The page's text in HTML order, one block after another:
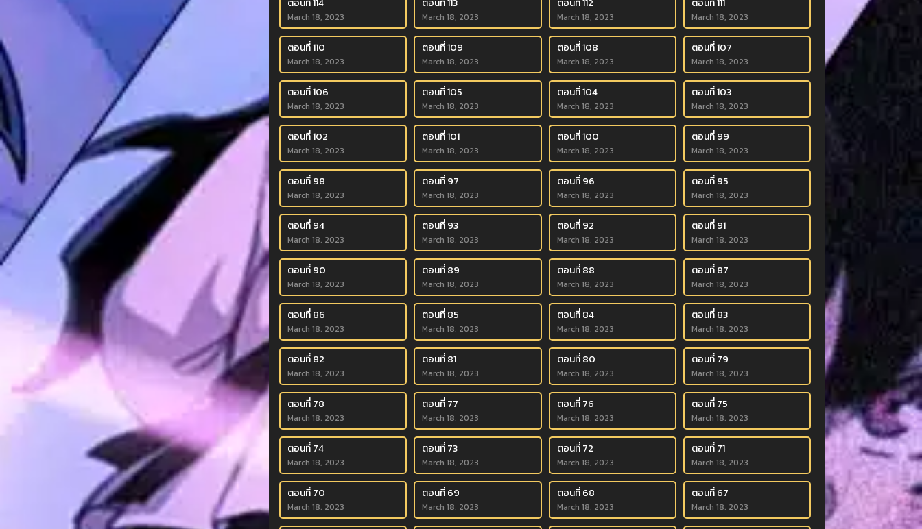
ตอนที่ 114
March 18, 2023
ตอนที่ 113
March 18, 2023
ตอนที่ 112
March 18, 2023
ตอนที่ 111
March 18, 2023
ตอนที่ 110
March 18, 2023
ตอนที่ 109
March 18, 2023
ตอนที่ 108
March 18, 2023
ตอนที่ 107
March 18, 2023
ตอนที่ 106
March 18, 2023
ตอนที่ 105
March 18, 2023
ตอนที่ 104
March 18, 2023
ตอนที่ 103
March 18, 2023
ตอนที่ 102
March 18, 2023
ตอนที่ 101
March 18, 2023
ตอนที่ 100
March 18, 2023
ตอนที่ 99
March 18, 2023
ตอนที่ 98
March 18, 2023
ตอนที่ 97
March 18, 2023
ตอนที่ 96
March 18, 2023
ตอนที่ 95
March 18, 2023
ตอนที่ 94
March 18, 2023
ตอนที่ 93
March 18, 2023
ตอนที่ 92
March 18, 2023
ตอนที่ 91
March 18, 2023
ตอนที่ 90
March 18, 2023
ตอนที่ 89
March 18, 2023
ตอนที่ 88
March 18, 2023
ตอนที่ 87
March 18, 2023
ตอนที่ 86
March 18, 2023
ตอนที่ 85
March 18, 2023
ตอนที่ 84
March 18, 2023
ตอนที่ 83
March 18, 2023
ตอนที่ 82
March 18, 2023
ตอนที่ 81
March 18, 2023
ตอนที่ 80
March 18, 2023
ตอนที่ 79
March 18, 2023
ตอนที่ 78
March 18, 2023
ตอนที่ 77
March 18, 2023
ตอนที่ 76
March 18, 2023
ตอนที่ 75
March 18, 2023
ตอนที่ 74
March 18, 2023
ตอนที่ 73
March 18, 2023
ตอนที่ 72
March 18, 2023
ตอนที่ 71
March 18, 2023
ตอนที่ 70
March 18, 2023
ตอนที่ 69
March 18, 2023
ตอนที่ 68
March 18, 2023
ตอนที่ 67
March 18, 2023